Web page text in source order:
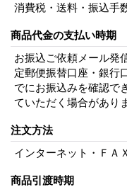
消費税・送料・振込手
商品代金の支払い時期
お振込ご依頼メール発
定郵便振替口座・銀行
でにお振込みを確認で
ていただく場合があり
注文方法
インターネット・ＦＡＸ
商品引渡時期